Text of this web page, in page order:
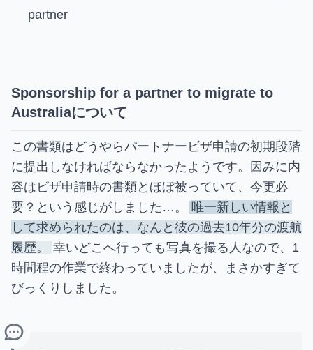
partner
Sponsorship for a partner to migrate to
Australiaについて
この書類はどうやらパートナービザ申請の初期段階
に提出しなければならなかったようです。因みに内
容はビザ申請時の書類とほぼ被っていて、今更必
要？という感じがしました…。
唯一新しい情報と
して求められたのは、なんと彼の過去10年分の渡航
履歴。
幸いどこへ行っても写真を撮る人なので、1
時間程の作業で終わっていましたが、まさかすぎて
びっくりしました。